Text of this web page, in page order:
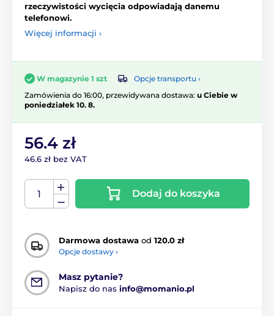
rzeczywistości wycięcia odpowiadają danemu
telefonowi.
Więcej informacji ›
W magazynie 1 szt
Opcje transportu ›
Zamówienia do 16:00, przewidywana dostawa: u Ciebie w
poniedziałek 10. 8.
56.4 zł
46.6 zł bez VAT
Dodaj do koszyka
Darmowa dostawa od 120.0 zł
Opcje dostawy ›
Masz pytanie?
Napisz do nas info@momanio.pl